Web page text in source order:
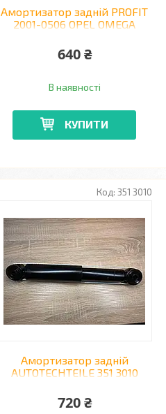
Амортизатор задній PROFIT
2001-0506 OPEL OMEGA
640 ₴
В наявності
КУПИТИ
351 3010
Амортизатор задній
AUTOTECHTEILE 351 3010
720 ₴